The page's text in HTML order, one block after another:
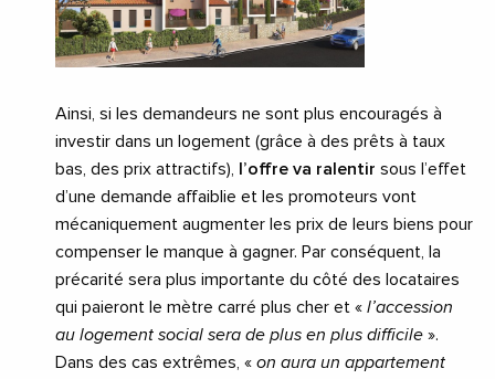
Ainsi, si les demandeurs ne sont plus encouragés à
investir dans un logement (grâce à des prêts à taux
bas, des prix attractifs), l’offre va ralentir sous l’effet
d’une demande affaiblie et les promoteurs vont
mécaniquement augmenter les prix de leurs biens pour
compenser le manque à gagner. Par conséquent, la
précarité sera plus importante du côté des locataires
qui paieront le mètre carré plus cher et « l’accession
au logement social sera de plus en plus difficile ».
Dans des cas extrêmes, « on aura un appartement